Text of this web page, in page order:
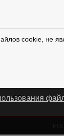
cookie, не
и CRM